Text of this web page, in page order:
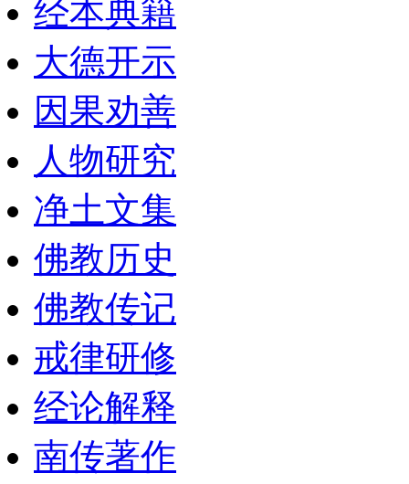
经本典籍
大德开示
因果劝善
人物研究
净土文集
佛教历史
佛教传记
戒律研修
经论解释
南传著作